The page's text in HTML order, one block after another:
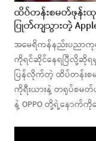
ထိပ်တန်းစမတ်ဖုန်းထု
ပြုတ်ကျသွားတဲ့
အမေရိကန်နည်းပညာကု
ကိုရင်ဆိုင်နေရပြီလို့ဆိုရမှ
ပြန်လိုက်တဲ့ ထိပ်တန်းစမ
ကိုရီးယားနဲ့ တရုပ်စမတ်
နဲ့ OPPO တို့ရဲ့နောက်ကို